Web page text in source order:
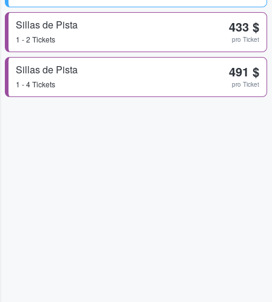
Sillas de Pista
1 - 2 Tickets
433 $
pro Ticket
Sillas de Pista
1 - 4 Tickets
491 $
pro Ticket